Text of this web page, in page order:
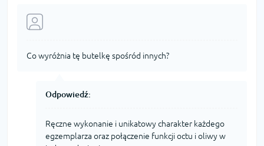
Co wyróżnia tę butelkę spośród innych?
Odpowiedź:
Ręczne wykonanie i unikatowy charakter każdego
egzemplarza oraz połączenie funkcji octu i oliwy w